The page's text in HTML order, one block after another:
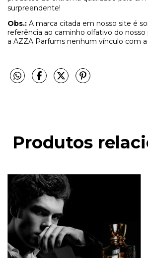
surpreendente!
Obs.: A marca citada em nosso site é
referência ao caminho olfativo do
a AZZA Parfums nenhum vínculo com
Produtos